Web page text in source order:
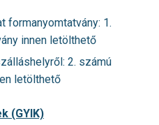
formanyomtatvány: 1.
innen letölthető
2. számú
letölthető
(GYIK)